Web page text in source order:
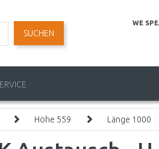
WE
SUCHEN
Höhe 559 Länge 1000